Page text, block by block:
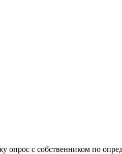
с собственником по